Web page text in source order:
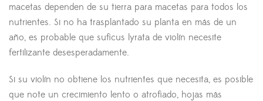
macetas dependen de su tierra para macetas para todos los
nutrientes. Si no ha trasplantado su planta en más de un
año, es probable que suficus lyrata de violín necesite
fertilizante desesperadamente.
Si su violín no obtiene los nutrientes que necesita, es posible
que note un crecimiento lento o atrofiado, hojas más